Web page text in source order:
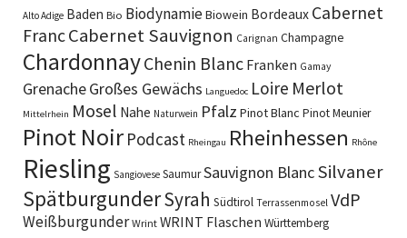
Alto Adige Baden Bio BiodynamieBiowein Bordeaux Cabernet
FrancCabernet Sauvignon Carignan Champagne
ChardonnayChenin Blanc Franken Gamay
GrenacheGroßes Gewächs Languedoc Loire Merlot
Mittelrhein Mosel Nahe Naturwein Pfalz Pinot Blanc Pinot Meunier
Pinot Noir Podcast Rheingau Rheinhessen Rhône
Riesling Sangiovese SaumurSauvignon BlancSilvaner
SpätburgunderSyrah Südtirol Terrassenmosel VdP
Weißburgunder Wrint WRINT Flaschen Württemberg